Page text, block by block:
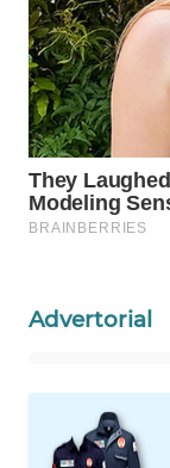
Advertorial
WN
BORNEO
Wahana
Media
Group
WAHANA
WAHANA
WAHANA
ADVOKAT